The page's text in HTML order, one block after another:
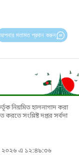
মতামত প্রদান করুন
নিয়মিত হালনাগাদ করা
করতে সংশ্লিষ্ট দপ্তর সর্বদা
২০২৬ এ ১২:৪৯:৩৬